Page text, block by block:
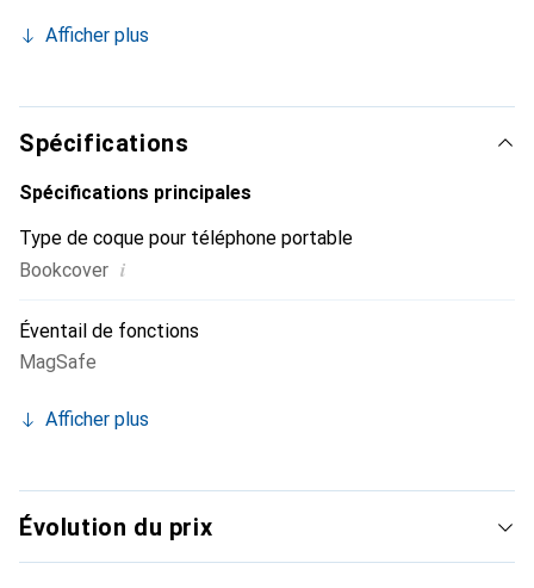
et indispensable de votre smartphone. Reconnaître
marque Noreve est un choix sûr pour une clientèle
exigeante.
Afficher plus
Spécifications
Spécifications principales
Type de coque pour téléphone portable
Bookcover i
Éventail de fonctions
MagSafe
Afficher plus
Évolution du prix